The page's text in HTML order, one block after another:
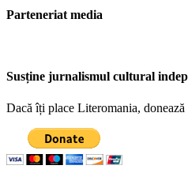
Parteneriat media
Susține jurnalismul cultural
Dacă îți place Literomania,